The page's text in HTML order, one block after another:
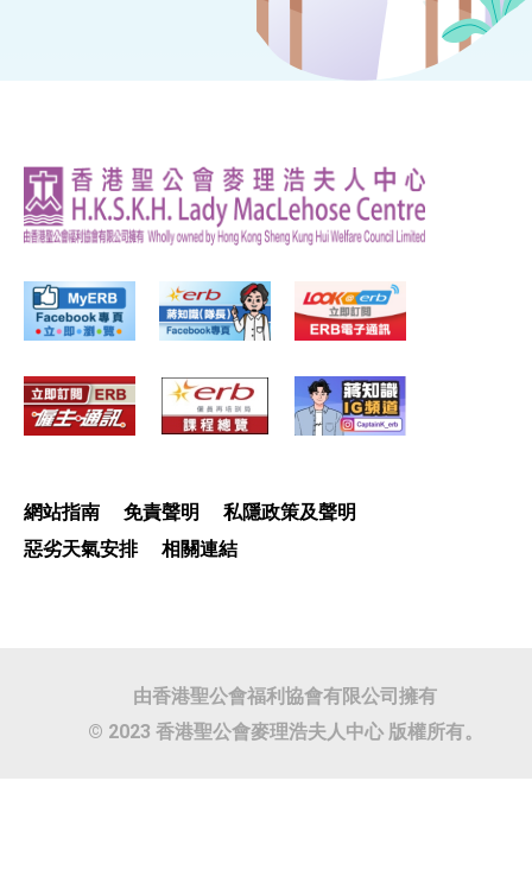
網站指南 免責聲明
私隱政策及聲明
惡劣天氣安排
相關連結
由香港聖公會福利協會有限公司擁有
© 2023 香港聖公會麥理浩夫人中心 版權所有。